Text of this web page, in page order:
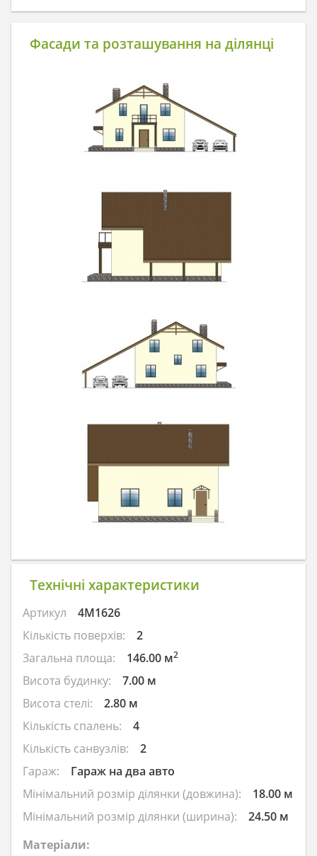
Фасади та розташування на ділянці
Технічні характеристики
Артикул
4M1626
Кількість поверхів:
2
Загальна площа:
146.00 м2
Висота будинку:
7.00 м
Висота стелі:
2.80 м
Кількість спалень:
4
Кількість санвузлів:
2
Гараж:
Гараж на два авто
Мінімальний розмір ділянки (довжина):
18.00 м
Мінімальний розмір ділянки (ширина):
24.50 м
Матеріали: